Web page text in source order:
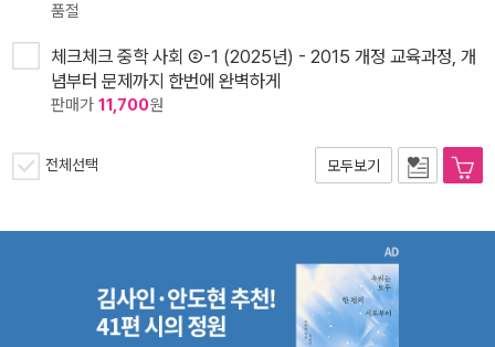
품절
체크체크 중학 사회 ②-1 (2025년) - 2015 개정 교육과정, 개
념부터 문제까지 한번에 완벽하게
판매가 11,700원
전체선택 모두보기